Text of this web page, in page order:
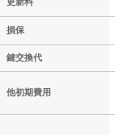
損保
鍵交換代
他初期費用